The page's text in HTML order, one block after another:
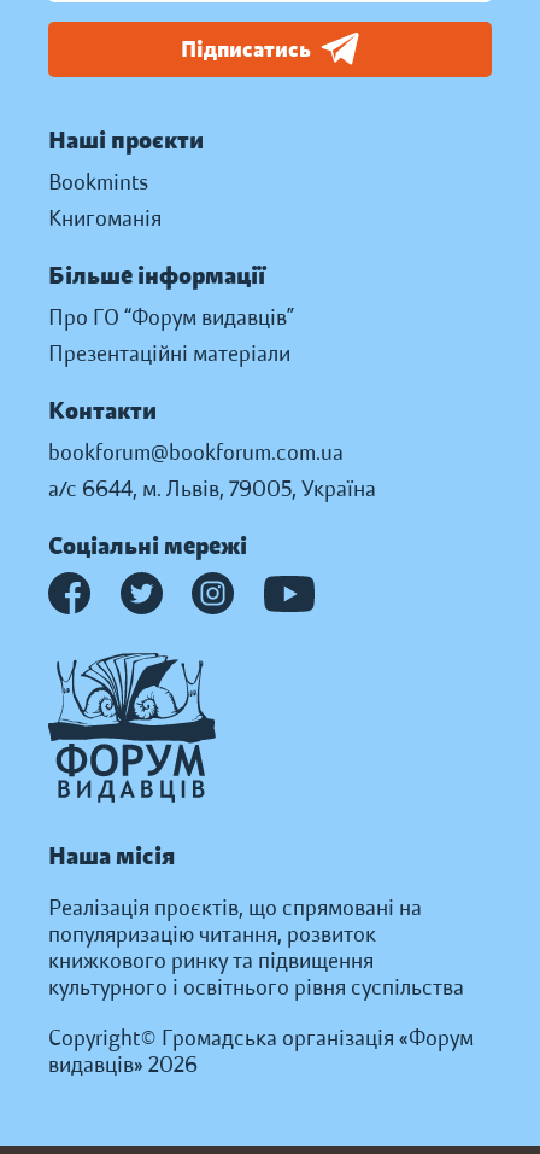
Підписатись
Наші проєкти
Bookmints
Книгоманія
Більше інформації
Про ГО “Форум видавців”
Презентаційні матеріали
Контакти
bookforum@bookforum.com.ua
а/с 6644, м. Львів, 79005, Україна
Соціальні мережі
Наша місія
Реалізація проєктів, що спрямовані на
популяризацію читання, розвиток
книжкового ринку та підвищення
культурного і освітнього рівня суспільства
Copyright© Громадська організація «Форум
видавців» 2026